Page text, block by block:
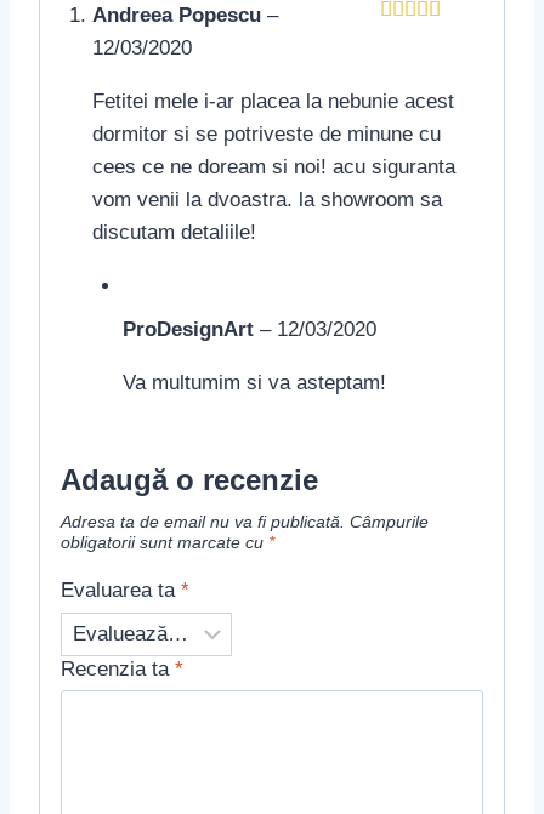
Andreea Popescu –
12/03/2020
Fetitei mele i-ar placea la nebunie acest
dormitor si se potriveste de minune cu
cees ce ne doream si noi! acu siguranta
vom venii la dvoastra. la showroom sa
discutam detaliile!
ProDesignArt – 12/03/2020
Va multumim si va asteptam!
Adaugă o recenzie
Adresa ta de email nu va fi publicată. Câmpurile
obligatorii sunt marcate cu *
Evaluarea ta *
Recenzia ta *